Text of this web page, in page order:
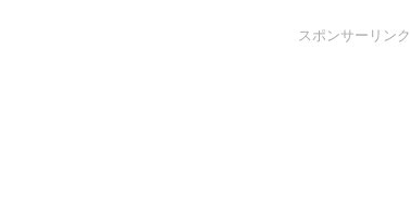
スポンサーリンク